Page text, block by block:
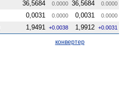
36,5684 0.0000 36,5684 0.0000
0,0031 0.0000 0,0031 0.0000
1,9491 +0.0038 1,9912 +0.0031
конвертер